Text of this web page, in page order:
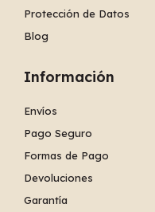
Protección de Datos
Blog
Información
Envíos
Pago Seguro
Formas de Pago
Devoluciones
Garantía